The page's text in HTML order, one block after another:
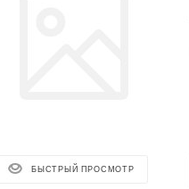
БЫСТРЫЙ ПРОСМОТР